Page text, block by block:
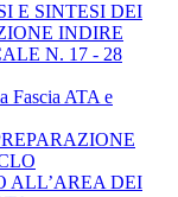
E SINTESI DEI
INDIRE
N. 17 - 28
Fascia ATA e
ALL’AREA DEI